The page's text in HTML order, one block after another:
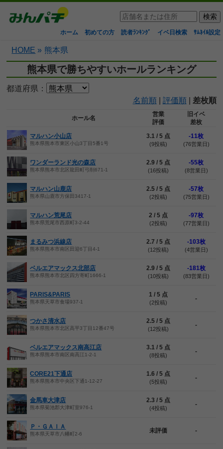
ホーム 初めての方 読者ﾗﾝｷﾝｸﾞ イベ日検索 ｻﾑﾈｲﾙ設定
HOME » 熊本県
熊本県で勝ちやすいホールランキング
都道府県：
名前順| 評価順| 差枚順
ホール名
営業
評価
旧イベ
差枚
マルハン小山店
熊本県熊本市東区小山3丁目5番1号
3.1 / 5 点
(9投稿)
-11枚
(76営業日)
ワンダーランド光の森店
熊本県熊本市北区龍田町弓削671-1
2.9 / 5 点
(16投稿)
-55枚
(8営業日)
マルハン山鹿店
熊本県山鹿市方保田3417-1
2.5 / 5 点
(2投稿)
-57枚
(75営業日)
マルハン荒尾店
熊本県荒尾市西原町3-2-44
2 / 5 点
(2投稿)
-97枚
(77営業日)
まるみつ浜線店
熊本県熊本市南区田迎6丁目4-1
2.7 / 5 点
(12投稿)
-103枚
(4営業日)
ベルエアマックス北部店
熊本県熊本市北区四方寄町1666-1
2.9 / 5 点
(10投稿)
-181枚
(83営業日)
PARIS&PARIS
熊本県天草市食場937-1
1 / 5 点
(2投稿)
-
つかさ清水店
熊本県熊本市北区高平3丁目12番47号
2.5 / 5 点
(12投稿)
-
ベルエアマックス南高江店
熊本県熊本市南区南高江1-2-1
3.1 / 5 点
(8投稿)
-
CORE21下通店
熊本県熊本市中央区下通1-12-27
1.6 / 5 点
(5投稿)
-
金馬車大津店
熊本県菊池郡大津町室976-1
2.3 / 5 点
(4投稿)
-
Ｐ・ＧＡＩＡ
熊本県天草市八幡町2-6 未評価 -